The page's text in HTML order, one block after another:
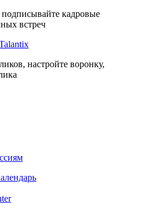
кадровые
встреч
настройте воронку,